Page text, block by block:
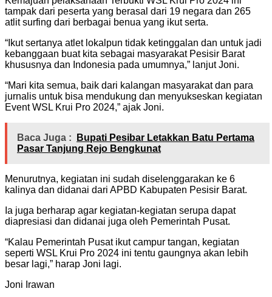
tampak dari peserta yang berasal dari 19 negara dan 265
atlit surfing dari berbagai benua yang ikut serta.
“Ikut sertanya atlet lokalpun tidak ketinggalan dan untuk jadi
kebanggaan buat kita sebagai masyarakat Pesisir Barat
khususnya dan Indonesia pada umumnya,” lanjut Joni.
“Mari kita semua, baik dari kalangan masyarakat dan para
jurnalis untuk bisa mendukung dan menyukseskan kegiatan
Event WSL Krui Pro 2024,” ajak Joni.
Baca Juga :
Bupati Pesibar Letakkan Batu Pertama
Pasar Tanjung Rejo Bengkunat
Menurutnya, kegiatan ini sudah diselenggarakan ke 6
kalinya dan didanai dari APBD Kabupaten Pesisir Barat.
Ia juga berharap agar kegiatan-kegiatan serupa dapat
diapresiasi dan didanai juga oleh Pemerintah Pusat.
“Kalau Pemerintah Pusat ikut campur tangan, kegiatan
seperti WSL Krui Pro 2024 ini tentu gaungnya akan lebih
besar lagi,” harap Joni lagi.
Joni Irawan